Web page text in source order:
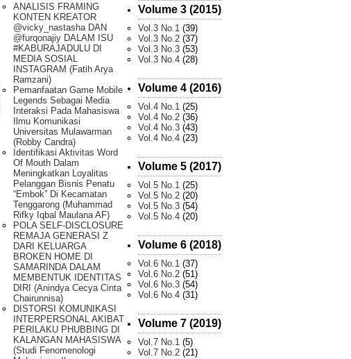
ANALISIS FRAMING
KONTEN KREATOR
@vicky_nastasha DAN
@furqonajiy DALAM ISU
#KABURAJADULU DI
MEDIA SOSIAL
INSTAGRAM (Fatih Arya
Ramzani)
Pemanfaatan Game Mobile
Legends Sebagai Media
Interaksi Pada Mahasiswa
Ilmu Komunikasi
Universitas Mulawarman
(Robby Candra)
Identifikasi Aktivitas Word
Of Mouth Dalam
Meningkatkan Loyalitas
Pelanggan Bisnis Penatu
“Embok” Di Kecamatan
Tenggarong (Muhammad
Rifky Iqbal Maulana AF)
POLA SELF-DISCLOSURE
REMAJA GENERASI Z
DARI KELUARGA
BROKEN HOME DI
SAMARINDA DALAM
MEMBENTUK IDENTITAS
DIRI (Anindya Cecya Cinta
Chairunnisa)
DISTORSI KOMUNIKASI
INTERPERSONAL AKIBAT
PERILAKU PHUBBING DI
KALANGAN MAHASISWA
(Studi Fenomenologi
Volume 3 (2015)
Vol.3 No.1 (39)
Vol.3 No.2 (37)
Vol.3 No.3 (53)
Vol.3 No.4 (28)
Volume 4 (2016)
Vol.4 No.1 (25)
Vol.4 No.2 (36)
Vol.4 No.3 (43)
Vol.4 No.4 (23)
Volume 5 (2017)
Vol.5 No.1 (25)
Vol.5 No.2 (20)
Vol.5 No.3 (54)
Vol.5 No.4 (20)
Volume 6 (2018)
Vol.6 No.1 (37)
Vol.6 No.2 (51)
Vol.6 No.3 (54)
Vol.6 No.4 (31)
Volume 7 (2019)
Vol.7 No.1 (5)
Vol.7 No.2 (21)